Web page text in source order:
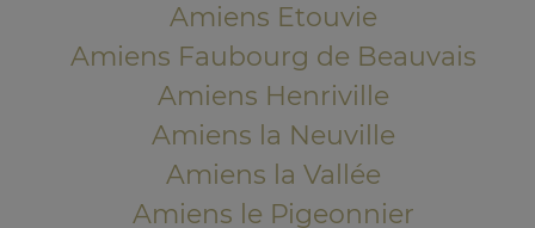
Amiens Etouvie
Amiens Faubourg de Beauvais
Amiens Henriville
Amiens la Neuville
Amiens la Vallée
Amiens le Pigeonnier